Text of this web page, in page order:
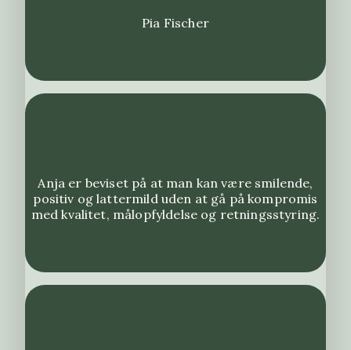
Pia Fischer
Anja er beviset på at man kan være smilende,
positiv og lattermild uden at gå på kompromis
med kvalitet, målopfyldelse og retningsstyring.